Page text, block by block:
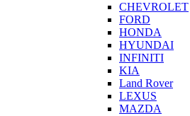
CHEVROLET
FORD
HONDA
HYUNDAI
INFINITI
KIA
Land Rover
LEXUS
MAZDA